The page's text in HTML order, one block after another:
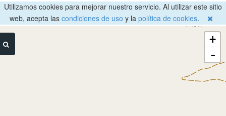
Utilizamos cookies para mejorar nuestro servicio. Al utilizar este sitio
web, acepta las condiciones de uso y la política de cookies.
+
-